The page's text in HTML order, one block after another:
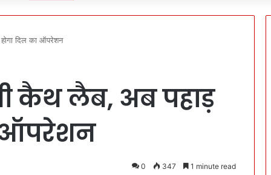
दिल का ऑपरेशन
कैथ लैब, अब पहाड़
ऑपरेशन
0 347 1 minute read